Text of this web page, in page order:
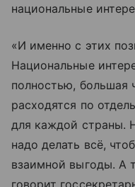
национальные
«И именно с этих
Национальные
полностью, большая
расходятся по
для каждой страны.
надо делать всё,
взаимной выгоды. А
говорит